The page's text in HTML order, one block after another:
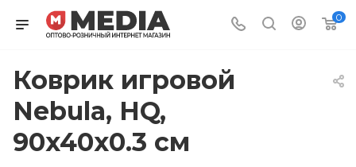
0
Коврик игровой
Nebula, HQ,
90x40x0.3 см